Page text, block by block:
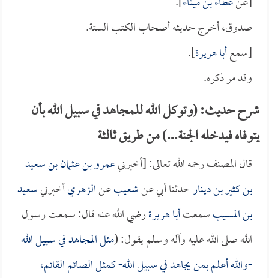
صدوق، أخرج حديثه أصحاب الكتب الستة.
[سمعأبا هريرة].
وقد مر ذكره.
شرح حديث: (وتوكل الله للمجاهد في سبيل الله بأن
يتوفاه فيدخله الجنة...) من طريق ثالثة
قال المصنف رحمه الله تعالى: [أخبرنيعمرو بن عثمان بن سعيد
بن كثير بن دينارحدثنا أبي عنشعيبعنالزهريأخبرنيسعيد
بن المسيبسمعتأبا هريرةرضي الله عنه قال: سمعت رسول
الله صلى الله عليه وآله وسلم يقول: (مثل المجاهد في سبيل الله
-والله أعلم بمن يجاهد في سبيل الله- كمثل الصائم القائم،